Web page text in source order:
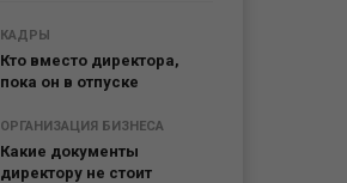
КАДРЫ
Кто вместо директора,
пока он в отпуске
ОРГАНИЗАЦИЯ БИЗНЕСА
Какие документы
директору не стоит